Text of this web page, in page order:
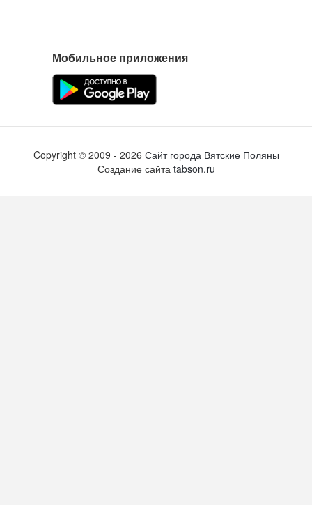
Мобильное приложения
Copyright © 2009 - 2026 Сайт города Вятские Поляны
Создание сайта tabson.ru